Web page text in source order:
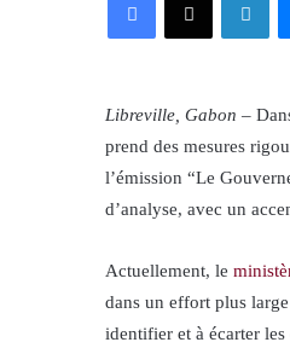
Libreville, Gabon –
prend des mesures
l’émission “Le
d’analyse, avec un
Actuellement, le
dans un effort plus
identifier et à écarter